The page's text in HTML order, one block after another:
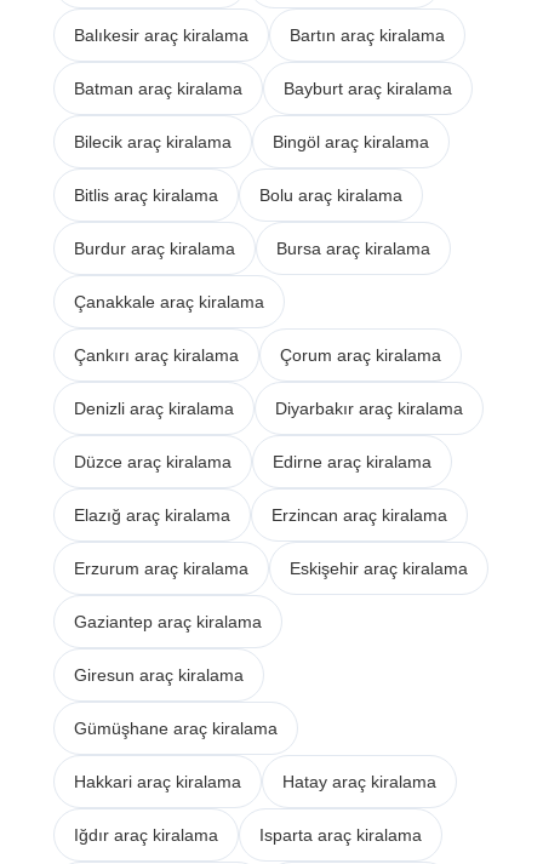
Balıkesir araç kiralama Bartın araç kiralama
Batman araç kiralama Bayburt araç kiralama
Bilecik araç kiralama Bingöl araç kiralama
Bitlis araç kiralama Bolu araç kiralama
Burdur araç kiralama Bursa araç kiralama
Çanakkale araç kiralama
Çankırı araç kiralama Çorum araç kiralama
Denizli araç kiralama Diyarbakır araç kiralama
Düzce araç kiralama Edirne araç kiralama
Elazığ araç kiralama Erzincan araç kiralama
Erzurum araç kiralama Eskişehir araç kiralama
Gaziantep araç kiralama
Giresun araç kiralama
Gümüşhane araç kiralama
Hakkari araç kiralama Hatay araç kiralama
Iğdır araç kiralama Isparta araç kiralama